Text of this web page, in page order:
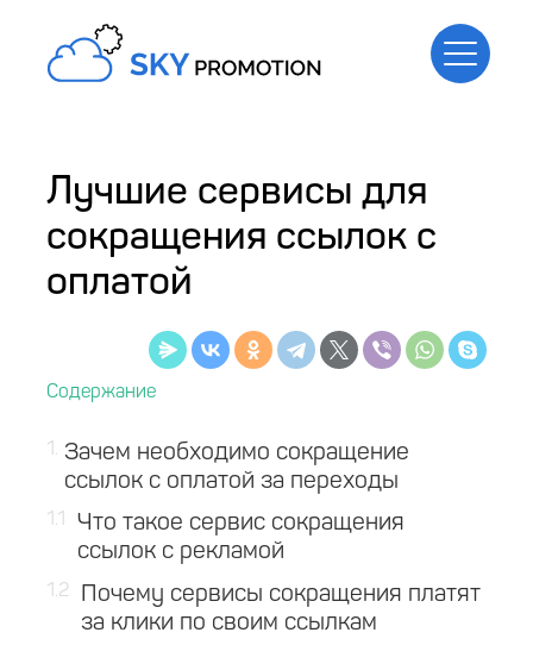
Лучшие сервисы для
сокращения ссылок с
оплатой
1
Зачем необходимо сокращение
ссылок с оплатой за переходы
1.1
Что такое сервис сокращения
ссылок с рекламой
1.2
Почему сервисы сокращения платят
за клики по своим ссылкам